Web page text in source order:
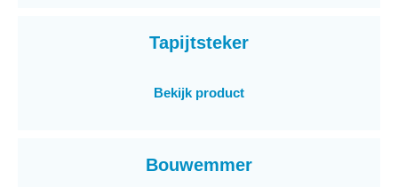
Tapijtsteker
Bekijk product
Bouwemmer